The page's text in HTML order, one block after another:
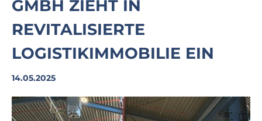
GMBH ZIEHT IN
REVITALISIERTE
LOGISTIKIMMOBILIE EIN
14.05.2025